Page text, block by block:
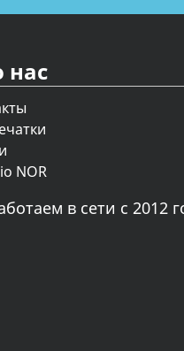
нас
NOR
в сети с 2012